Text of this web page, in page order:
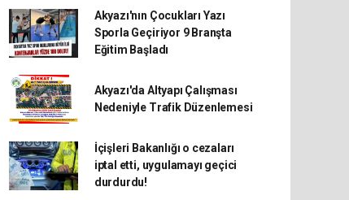
Akyazı'nın Çocukları Yazı
Sporla Geçiriyor 9 Branşta
Eğitim Başladı
Akyazı'da Altyapı Çalışması
Nedeniyle Trafik Düzenlemesi
İçişleri Bakanlığı o cezaları
iptal etti, uygulamayı geçici
durdurdu!